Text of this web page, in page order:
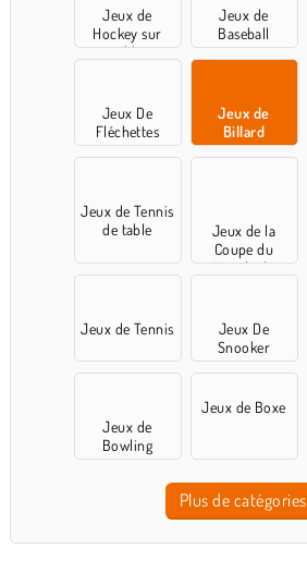
Jeux de
Hockey sur
table
Jeux de
Baseball
Jeux De
Fléchettes
Jeux de
Billard
Jeux de Tennis
de table
Jeux de la
Coupe du
Monde de
Jeux de Tennis
Jeux De
Snooker
Jeux de
Bowling
Jeux de Boxe
Plus de catégories